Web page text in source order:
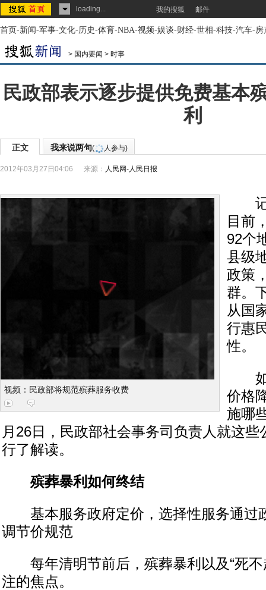
loading... 我的搜狐 邮件
首页-新闻-军事-文化-历史-体育-NBA-视频-娱谈-财经-世相-科技-汽车-房
> 国内要闻 > 时事
民政部表示逐步提供免费基本
利
正文 我来说两句( 人参与)
2012年03月27日04:06 来源： 人民网-人民日报
视频：民政部将规范殡葬服务收费
记
目前
92个
县级
政策
群。
从国
行惠
性。
如
价格
施哪
月26日，民政部社会事务司负责人就这些
行了解读。
殡葬暴利如何终结
基本服务政府定价，选择性服务通过
调节价规范
每年清明节前后，殡葬暴利以及“死不
注的焦点。